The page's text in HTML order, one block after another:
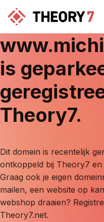
is
Theory7.
Dit domein is recentelijk
ontkoppeld bij Theory7 en
Graag ook je eigen
mailen, een website op
webshop draaien?
Theory7.net.